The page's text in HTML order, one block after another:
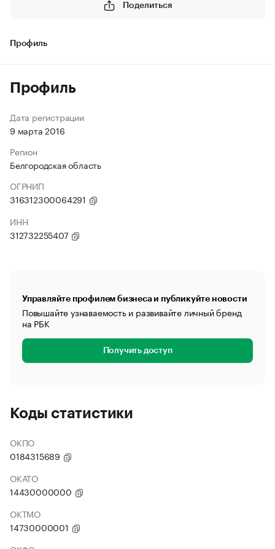
Поделиться
Профиль
Профиль
Дата регистрации
9 марта 2016
Регион
Белгородская область
ОГРНИП
316312300064291
ИНН
312732255407
Управляйте профилем бизнеса и публикуйте новости
Повышайте узнаваемость и развивайте личный бренд
на РБК
Получить доступ
Коды статистики
ОКПО
0184315689
ОКАТО
14430000000
ОКТМО
14730000001